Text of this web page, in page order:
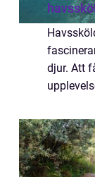
djur. Att